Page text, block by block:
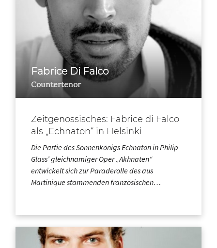
Fabrice Di Falco
Countertenor
Zeitgenössisches: Fabrice di Falco
als „Echnaton“ in Helsinki
Die Partie des Sonnenkönigs Echnaton in Philip
Glass’ gleichnamiger Oper „Akhnaten“
entwickelt sich zur Paraderolle des aus
Martinique stammenden französischen…